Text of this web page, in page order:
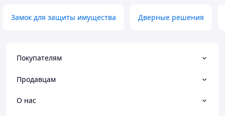
Замок для защиты имущества Дверные решения
Покупателям
Продавцам
О нас